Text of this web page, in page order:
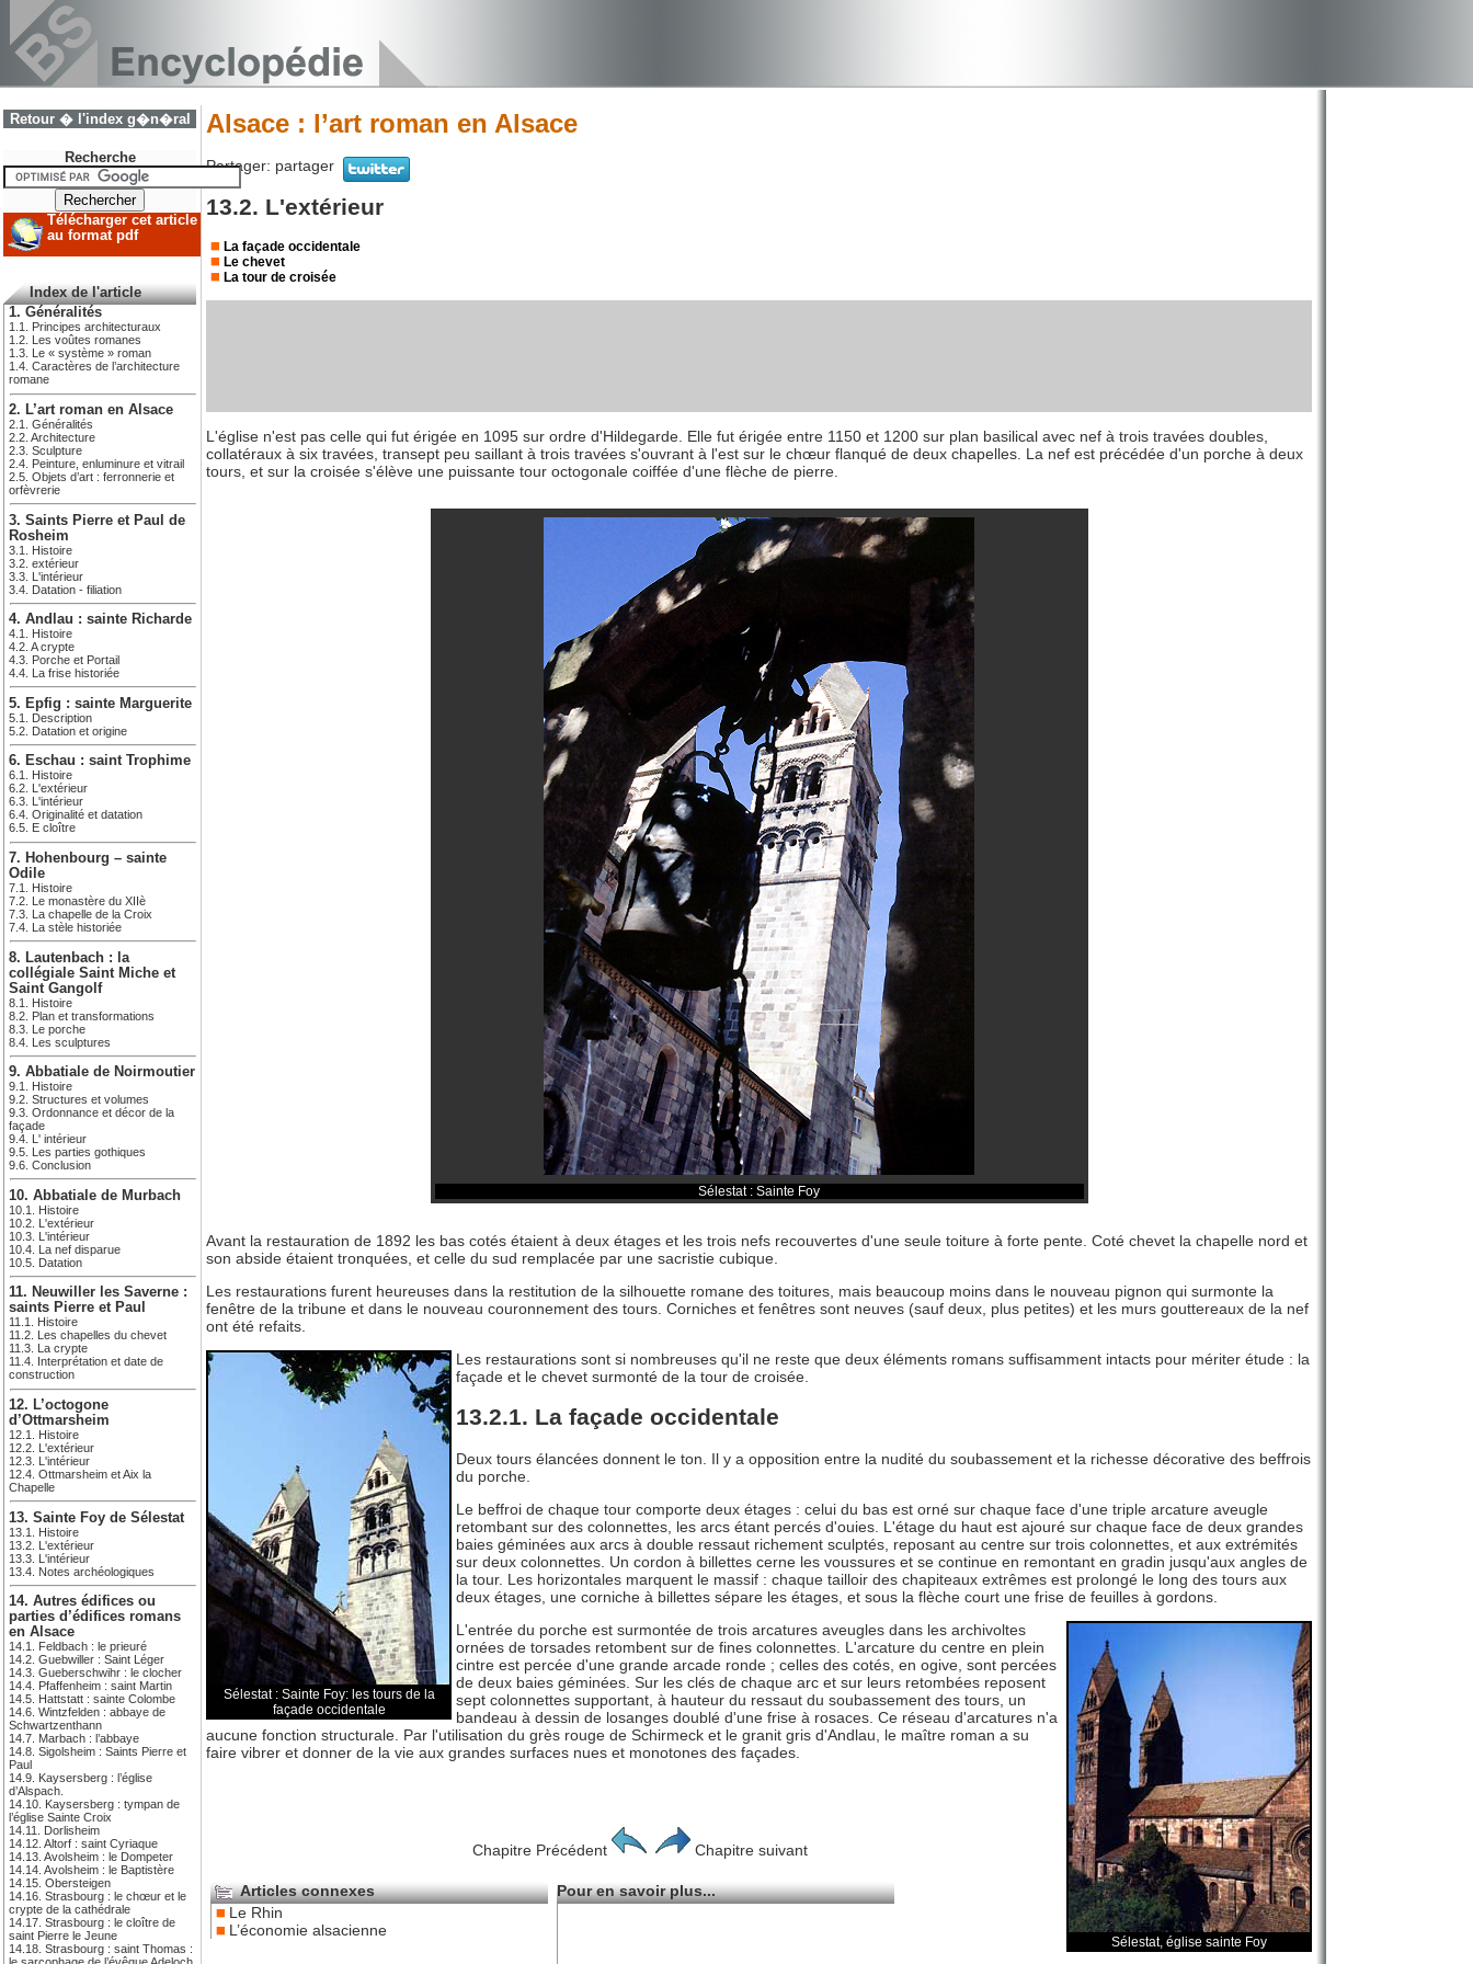
Retour � l'index g�n�ral
Recherche
Télécharger cet article
au format pdf
Index de l'article
1. Généralités
1.1. Principes architecturaux
1.2. Les voûtes romanes
1.3. Le « système » roman
1.4. Caractères de l’architecture
romane
2. L’art roman en Alsace
2.1. Généralités
2.2. Architecture
2.3. Sculpture
2.4. Peinture, enluminure et vitrail
2.5. Objets d’art : ferronnerie et
orfèvrerie
3. Saints Pierre et Paul de
Rosheim
3.1. Histoire
3.2. extérieur
3.3. L'intérieur
3.4. Datation - filiation
4. Andlau : sainte Richarde
4.1. Histoire
4.2. A crypte
4.3. Porche et Portail
4.4. La frise historiée
5. Epfig : sainte Marguerite
5.1. Description
5.2. Datation et origine
6. Eschau : saint Trophime
6.1. Histoire
6.2. L'extérieur
6.3. L'intérieur
6.4. Originalité et datation
6.5. E cloître
7. Hohenbourg – sainte
Odile
7.1. Histoire
7.2. Le monastère du XIIè
7.3. La chapelle de la Croix
7.4. La stèle historiée
8. Lautenbach : la
collégiale Saint Miche et
Saint Gangolf
8.1. Histoire
8.2. Plan et transformations
8.3. Le porche
8.4. Les sculptures
9. Abbatiale de Noirmoutier
9.1. Histoire
9.2. Structures et volumes
9.3. Ordonnance et décor de la
façade
9.4. L' intérieur
9.5. Les parties gothiques
9.6. Conclusion
10. Abbatiale de Murbach
10.1. Histoire
10.2. L'extérieur
10.3. L'intérieur
10.4. La nef disparue
10.5. Datation
11. Neuwiller les Saverne :
saints Pierre et Paul
11.1. Histoire
11.2. Les chapelles du chevet
11.3. La crypte
11.4. Interprétation et date de
construction
12. L’octogone
d’Ottmarsheim
12.1. Histoire
12.2. L'extérieur
12.3. L'intérieur
12.4. Ottmarsheim et Aix la
Chapelle
13. Sainte Foy de Sélestat
13.1. Histoire
13.2. L'extérieur
13.3. L'intérieur
13.4. Notes archéologiques
14. Autres édifices ou
parties d’édifices romans
en Alsace
14.1. Feldbach : le prieuré
14.2. Guebwiller : Saint Léger
14.3. Gueberschwihr : le clocher
14.4. Pfaffenheim : saint Martin
14.5. Hattstatt : sainte Colombe
14.6. Wintzfelden : abbaye de
Schwartzenthann
14.7. Marbach : l’abbaye
14.8. Sigolsheim : Saints Pierre et
Paul
14.9. Kaysersberg : l’église
d’Alspach.
14.10. Kaysersberg : tympan de
l’église Sainte Croix
14.11. Dorlisheim
14.12. Altorf : saint Cyriaque
14.13. Avolsheim : le Dompeter
14.14. Avolsheim : le Baptistère
14.15. Obersteigen
14.16. Strasbourg : le chœur et le
crypte de la cathédrale
14.17. Strasbourg : le cloître de
saint Pierre le Jeune
14.18. Strasbourg : saint Thomas :
Alsace : l’art roman en Alsace
Partager: partager
13.2. L'extérieur
La façade occidentale
Le chevet
La tour de croisée
L'église n'est pas celle qui fut érigée en 1095 sur ordre d'Hildegarde. Elle fut érigée entre 1150 et 1200 sur plan basilical avec nef à trois travées doubles,
collatéraux à six travées, transept peu saillant à trois travées s'ouvrant à l'est sur le chœur flanqué de deux chapelles. La nef est précédée d'un porche à deux
tours, et sur la croisée s'élève une puissante tour octogonale coiffée d'une flèche de pierre.
Sélestat : Sainte Foy
Avant la restauration de 1892 les bas cotés étaient à deux étages et les trois nefs recouvertes d'une seule toiture à forte pente. Coté chevet la chapelle nord et
son abside étaient tronquées, et celle du sud remplacée par une sacristie cubique.
Les restaurations furent heureuses dans la restitution de la silhouette romane des toitures, mais beaucoup moins dans le nouveau pignon qui surmonte la
fenêtre de la tribune et dans le nouveau couronnement des tours. Corniches et fenêtres sont neuves (sauf deux, plus petites) et les murs gouttereaux de la nef
ont été refaits.
Sélestat : Sainte Foy: les tours de la
façade occidentale
Les restaurations sont si nombreuses qu'il ne reste que deux éléments romans suffisamment intacts pour mériter étude : la
façade et le chevet surmonté de la tour de croisée.
13.2.1. La façade occidentale
Deux tours élancées donnent le ton. Il y a opposition entre la nudité du soubassement et la richesse décorative des beffrois
du porche.
Le beffroi de chaque tour comporte deux étages : celui du bas est orné sur chaque face d'une triple arcature aveugle
retombant sur des colonnettes, les arcs étant percés d'ouies. L'étage du haut est ajouré sur chaque face de deux grandes
baies géminées aux arcs à double ressaut richement sculptés, reposant au centre sur trois colonnettes, et aux extrémités
sur deux colonnettes. Un cordon à billettes cerne les voussures et se continue en remontant en gradin jusqu'aux angles de
la tour. Les horizontales marquent le massif : chaque tailloir des chapiteaux extrêmes est prolongé le long des tours aux
deux étages, une corniche à billettes sépare les étages, et sous la flèche court une frise de feuilles à gordons.
Sélestat, église sainte Foy
L'entrée du porche est surmontée de trois arcatures aveugles dans les archivoltes
ornées de torsades retombent sur de fines colonnettes. L'arcature du centre en plein
cintre est percée d'une grande arcade ronde ; celles des cotés, en ogive, sont percées
de deux baies géminées. Sur les clés de chaque arc et sur leurs retombées reposent
sept colonnettes supportant, à hauteur du ressaut du soubassement des tours, un
bandeau à dessin de losanges doublé d'une frise à rosaces. Ce réseau d'arcatures n'a
aucune fonction structurale. Par l'utilisation du grès rouge de Schirmeck et le granit gris d'Andlau, le maître roman a su
faire vibrer et donner de la vie aux grandes surfaces nues et monotones des façades.
Chapitre Précédent Chapitre suivant
Articles connexes
Le Rhin
L’économie alsacienne
Pour en savoir plus...